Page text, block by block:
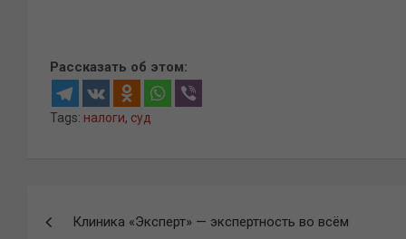
Рассказать об этом:
Tags: налоги, суд
Клиника «Эксперт» — экспертность во всём